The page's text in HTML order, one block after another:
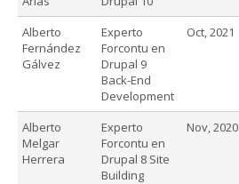
Alberto
Fernández
Gálvez
Experto
Forcontu en
Drupal 9
Back-End
Development
Oct, 2021
Alberto
Melgar
Herrera
Experto
Forcontu en
Drupal 8 Site
Building
Nov, 2020